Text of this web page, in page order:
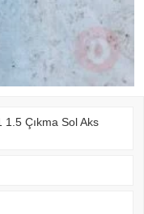
Çıkma Sol Aks